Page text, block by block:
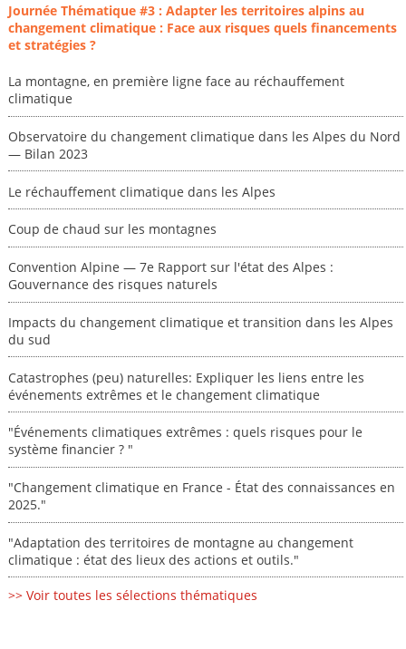
Journée Thématique #3 : Adapter les territoires alpins au
changement climatique : Face aux risques quels financements
et stratégies ?
La montagne, en première ligne face au réchauffement
climatique
Observatoire du changement climatique dans les Alpes du Nord
— Bilan 2023
Le réchauffement climatique dans les Alpes
Coup de chaud sur les montagnes
Convention Alpine — 7e Rapport sur l'état des Alpes :
Gouvernance des risques naturels
Impacts du changement climatique et transition dans les Alpes
du sud
Catastrophes (peu) naturelles: Expliquer les liens entre les
événements extrêmes et le changement climatique
"Événements climatiques extrêmes : quels risques pour le
système financier ? "
"Changement climatique en France - État des connaissances en
2025."
"Adaptation des territoires de montagne au changement
climatique : état des lieux des actions et outils."
>> Voir toutes les sélections thématiques